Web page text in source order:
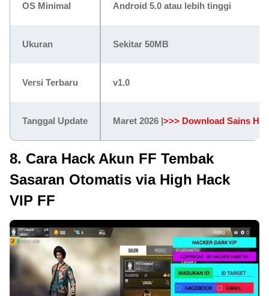
OS Minimal Android 5.0 atau lebih tinggi
Ukuran Sekitar 50MB
Versi Terbaru v1.0
Tanggal Update Maret 2026 |>>> Download Sains
8. Cara Hack Akun FF Tembak
Sasaran Otomatis via High Hack
VIP FF